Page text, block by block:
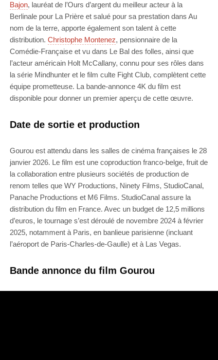
Bajon, lauréat de l’Ours d’argent du meilleur acteur à la
Berlinale pour La Prière et salué pour sa prestation dans Au
nom de la terre, apporte également son talent à cette
distribution. Christophe Montenez, pensionnaire de la
Comédie-Française et vu dans Le Bal des folles, ainsi que
l’acteur américain Holt McCallany, connu pour ses rôles dans
la série Mindhunter et le film culte Fight Club, complètent cette
équipe prometteuse. La bande-annonce 4K du film est
disponible pour donner un premier aperçu de cette œuvre.
Date de sortie et production
Gourou est attendu dans les salles de cinéma françaises le 28
janvier 2026. Le film est une coproduction franco-belge, fruit de
la collaboration entre plusieurs sociétés de production de
renom telles que WY Productions, Ninety Films, StudioCanal,
Panache Productions et M6 Films. StudioCanal assure la
distribution du film en France. Avec un budget de 12,5 millions
d’euros, le tournage s’est déroulé de novembre 2024 à février
2025, notamment à Paris, en banlieue parisienne (incluant
l’aéroport de Paris-Charles-de-Gaulle) et à Las Vegas.
Bande annonce du film Gourou